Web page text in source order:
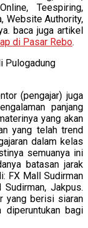
Teespiring,
Website Authority,
baca juga artikel
di Pasar Rebo.
(pengajar) juga
panjang
yang akan
yang telah trend
dalam kelas
semuanya ini
batasan jarak
FX Mall Sudirman
Jakpus.
yang berisi siaran
diperuntukan bagi